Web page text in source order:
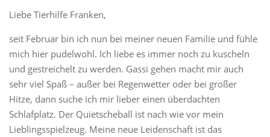
Liebe Tierhilfe Franken,
seit Februar bin ich nun bei meiner neuen Familie und fühle
mich hier pudelwohl. Ich liebe es immer noch zu kuscheln
und gestreichelt zu werden. Gassi gehen macht mir auch
sehr viel Spaß – außer bei Regenwetter oder bei großer
Hitze, dann suche ich mir lieber einen überdachten
Schlafplatz. Der Quietscheball ist nach wie vor mein
Lieblingsspielzeug. Meine neue Leidenschaft ist das